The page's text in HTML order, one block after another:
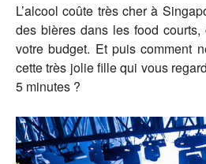
L’alcool coûte très cher à
des bières dans les food
votre budget. Et puis comment
cette très jolie fille qui vous
5 minutes ?